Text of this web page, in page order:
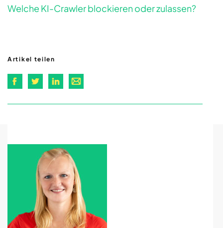
Welche KI-Crawler blockieren oder zulassen?
Artikel teilen